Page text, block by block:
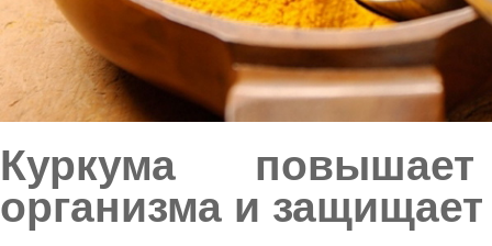
Куркума
организма и